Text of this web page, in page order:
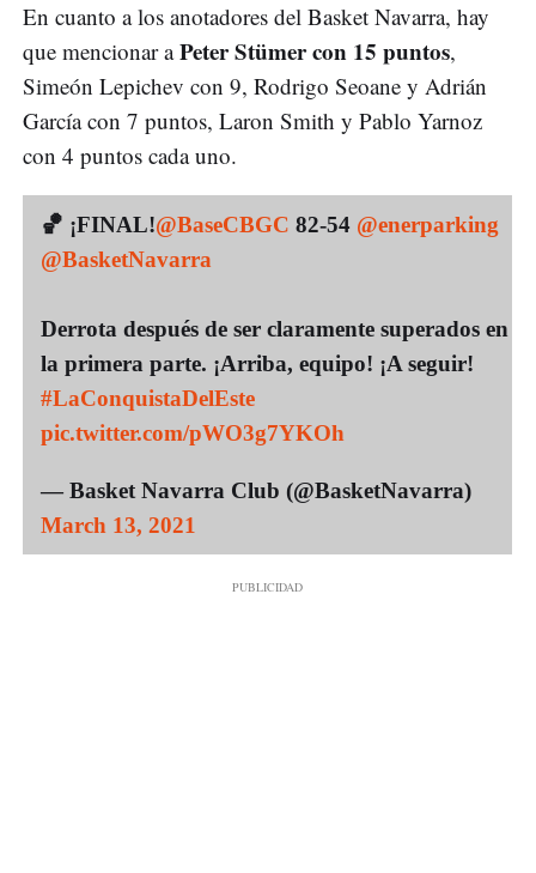
En cuanto a los anotadores del Basket Navarra, hay
que mencionar aPeter Stümer con 15 puntos,
Simeón Lepichev con 9, Rodrigo Seoane y Adrián
García con 7 puntos, Laron Smith y Pablo Yarnoz
con 4 puntos cada uno.
🏀 ¡FINAL!@BaseCBGC 82-54 @enerparking
@BasketNavarra
Derrota después de ser claramente superados en
la primera parte. ¡Arriba, equipo! ¡A seguir!
#LaConquistaDelEste
pic.twitter.com/pWO3g7YKOh
— Basket Navarra Club (@BasketNavarra)
March 13, 2021